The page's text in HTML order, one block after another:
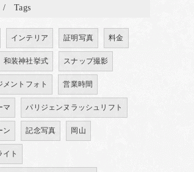
Tags
インテリア 証明写真 料金
和装神社挙式 スナップ撮影
メントフォト 営業時間
マ パリジェンヌラッシュリフト
ン 記念写真 岡山
イト